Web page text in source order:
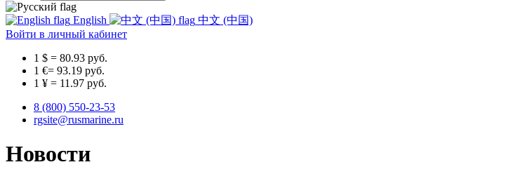
English
中文 (中国)
Войти в личный кабинет
1 $ = 80.93 руб.
1 €= 93.19 руб.
1 ¥ = 11.97 руб.
8 (800) 550-23-53
rgsite@rusmarine.ru
Новости